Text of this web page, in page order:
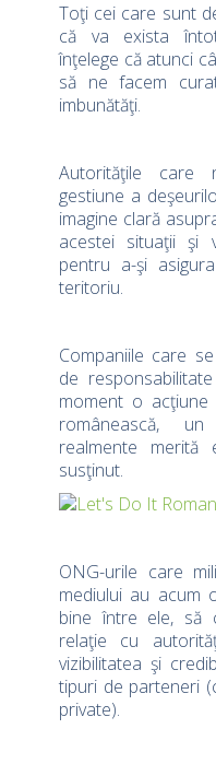
Toţi cei care sunt
că va exista
înţelege că atunci
să ne facem
imbunătăţi.
Autorităţile care
gestiune a
imagine clară
acestei situaţii şi
pentru a-şi
teritoriu.
Companiile care
de
moment o
românească,
realmente
susţinut.
ONG-urile care
mediului au acum
bine între ele, să
relaţie cu
vizibilitatea şi
tipuri de parteneri
private).